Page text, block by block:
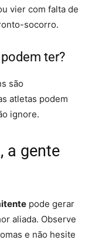
vier com falta de
socorro.
ter?
são
atletas podem
ignore.
a gente
pode gerar
aliada. Observe
e não hesite